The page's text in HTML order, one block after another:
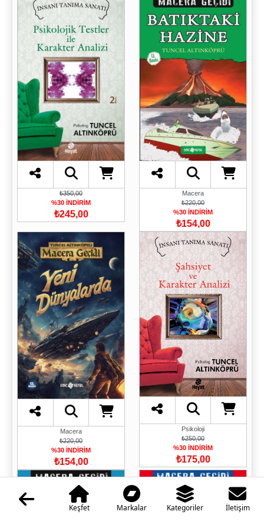
₺350,00
%30 İNDİRİM
₺245,00
Macera
₺220,00
%30 İNDİRİM
₺154,00
Macera
₺220,00
%30 İNDİRİM
₺154,00
Psikoloji
₺250,00
%30 İNDİRİM
₺175,00
Keşfet Markalar Kategoriler İletişim